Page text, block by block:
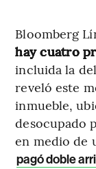
Bloomberg
hay cuatro
incluida la
reveló este
inmueble,
desocupado
en medio de
pagó doble